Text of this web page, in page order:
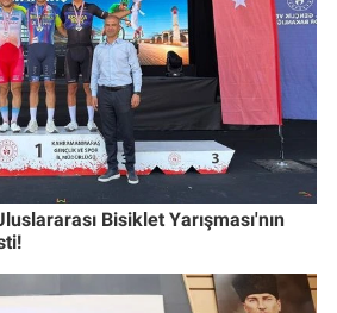
Bisiklet Yarışması'nın